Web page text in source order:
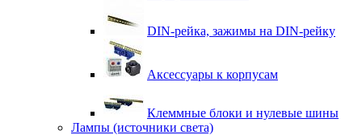
DIN-рейка, зажимы на DIN-рейку
Аксессуары к корпусам
Клеммные блоки и нулевые шины
Лампы (источники света)